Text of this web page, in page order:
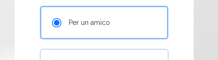
Per un amico